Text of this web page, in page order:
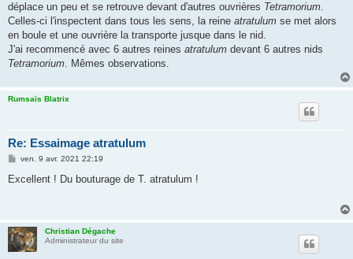
déplace un peu et se retrouve devant d'autres ouvrières Tetramorium.
Celles-ci l'inspectent dans tous les sens, la reine atratulum se met alors
en boule et une ouvrière la transporte jusque dans le nid.
J'ai recommencé avec 6 autres reines atratulum devant 6 autres nids
Tetramorium. Mêmes observations.
Rumsaïs Blatrix
Re: Essaimage atratulum
M
s
ven. 9 avr. 2021 22:19
Excellent ! Du bouturage de T. atratulum !
Christian Dégache
Administrateur du site